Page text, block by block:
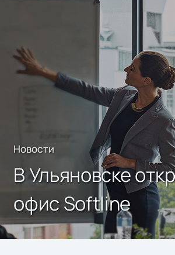
Новости
В Ульяновске
офис Softline